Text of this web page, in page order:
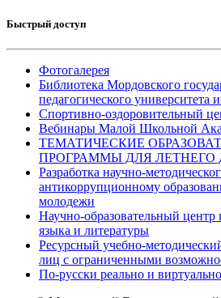
Быстрый доступ
Фотогалерея
Библиотека Мордовского
педагогического университета
Спортивно-оздоровительный
Вебинары Малой Школьной
ТЕМАТИЧЕСКИЕ
ПРОГРАММЫ ДЛЯ ЛЕТНЕГО
Разработка научно-
антикоррупционному
молодежи
Научно-образовательный
языка и литературы
Ресурсный учебно-
лиц с ограниченными
По-русски реально и виртуально